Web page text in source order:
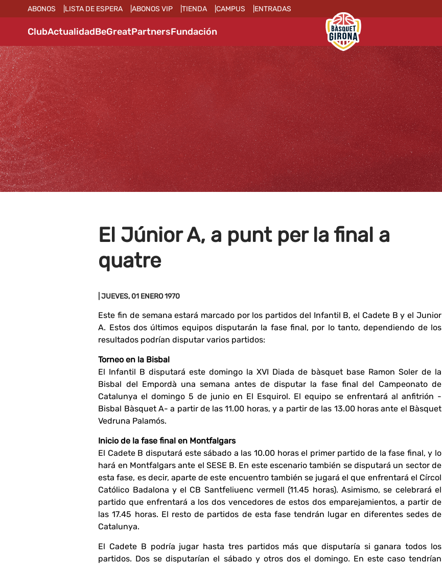
ABONOS LISTA DE ESPERA ABONOS VIP TIENDA CAMPUS ENTRADAS
ClubActualidadBeGreatPartnersFundación
El Júnior A, a punt per la final a
quatre
| JUEVES, 01 ENERO 1970
Este fin de semana estará marcado por los partidos del Infantil B, el Cadete B y el Junior
A. Estos dos últimos equipos disputarán la fase final, por lo tanto, dependiendo de los
resultados podrían disputar varios partidos:
Torneo en la Bisbal
El Infantil B disputará este domingo la XVI Diada de bàsquet base Ramon Soler de la
Bisbal del Empordà una semana antes de disputar la fase final del Campeonato de
Catalunya el domingo 5 de junio en El Esquirol. El equipo se enfrentará al anfitrión -
Bisbal Bàsquet A- a partir de las 11.00 horas, y a partir de las 13.00 horas ante el Bàsquet
Vedruna Palamós.
Inicio de la fase final en Montfalgars
El Cadete B disputará este sábado a las 10.00 horas el primer partido de la fase final, y lo
hará en Montfalgars ante el SESE B. En este escenario también se disputará un sector de
esta fase, es decir, aparte de este encuentro también se jugará el que enfrentará el Círcol
Católico Badalona y el CB Santfeliuenc vermell (11.45 horas). Asimismo, se celebrará el
partido que enfrentará a los dos vencedores de estos dos emparejamientos, a partir de
las 17.45 horas. El resto de partidos de esta fase tendrán lugar en diferentes sedes de
Catalunya.
El Cadete B podría jugar hasta tres partidos más que disputaría si ganara todos los
partidos. Dos se disputarían el sábado y otros dos el domingo. En este caso tendrían